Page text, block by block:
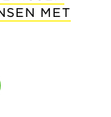
MET